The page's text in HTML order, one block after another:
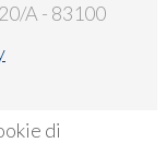
A - 83100
di